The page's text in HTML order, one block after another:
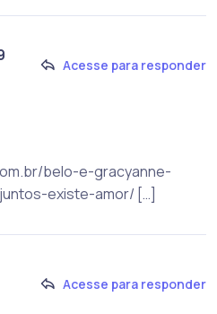
Acesse para responder
belo-e-gracyanne-
existe-amor/ […]
Acesse para responder